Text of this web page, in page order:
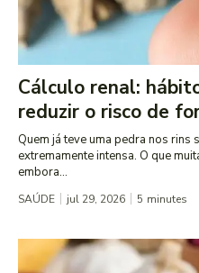
Cálculo renal:
reduzir o risco de
Quem já teve uma pedra nos rins
extremamente intensa. O que
embora...
SAÚDE jul 29, 2026 5 minutes